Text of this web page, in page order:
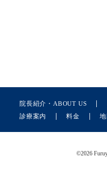
院長紹介・ABOUT US
診療案内
料金
©2026